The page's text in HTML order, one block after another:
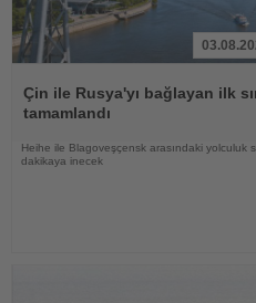
Oku
Çin ile Rusya'yı bağlayan ilk
tamamlandı
Heihe ile Blagoveşçensk arasındaki yolculuk
dakikaya inecek